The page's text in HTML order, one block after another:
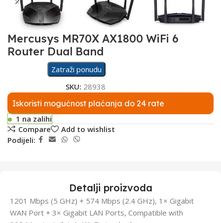
Mercusys MR70X AX1800 WiFi 6
Router Dual Band
Zatraži ponudu
SKU: 28938
Iskoristi mogućnost plaćanja do 24 rate
1 na zalihi
Compare
Add to wishlist
Podijeli:
Detalji proizvoda
1201 Mbps (5 GHz) + 574 Mbps (2.4 GHz), 1× Gigabit
WAN Port + 3× Gigabit LAN Ports, Compatible with